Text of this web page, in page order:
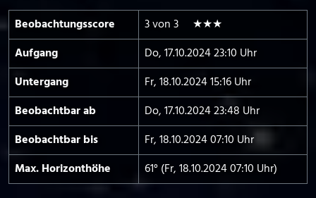
Beobachtungs­score
3 von 3 ★★★
Aufgang
Do, 17.10.2024 23:10 Uhr
Untergang
Fr, 18.10.2024 15:16 Uhr
Beobachtbar ab
Do, 17.10.2024 23:48 Uhr
Beobachtbar bis
Fr, 18.10.2024 07:10 Uhr
Max. Horizont­höhe
61° (Fr, 18.10.2024 07:10 Uhr)